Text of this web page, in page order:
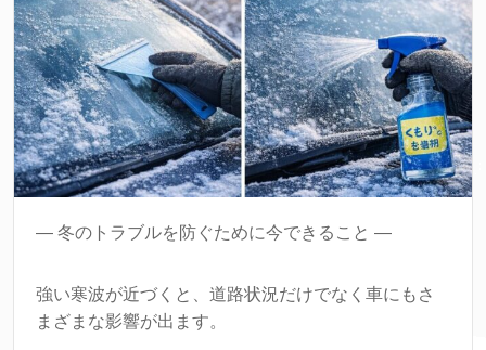
― 冬のトラブルを防ぐために今できること ―
強い寒波が近づくと、道路状況だけでなく車にもさ
まざまな影響が出ます。